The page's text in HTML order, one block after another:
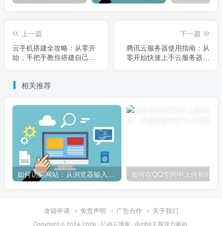
上一篇
云手机搭建全攻略：从零开
始，手把手教你搭建自己的
下一篇
腾讯云服务器使用指南：从
零开始快速上手云服务器操
相关推荐
如何访问网站：从浏览器输入到页面加载的完整步骤详解
友链申请 免责声明 广告合作 关于我们
Copyright © 2024-2026 · 亿动云博客 · 由zibll主题强力驱动.